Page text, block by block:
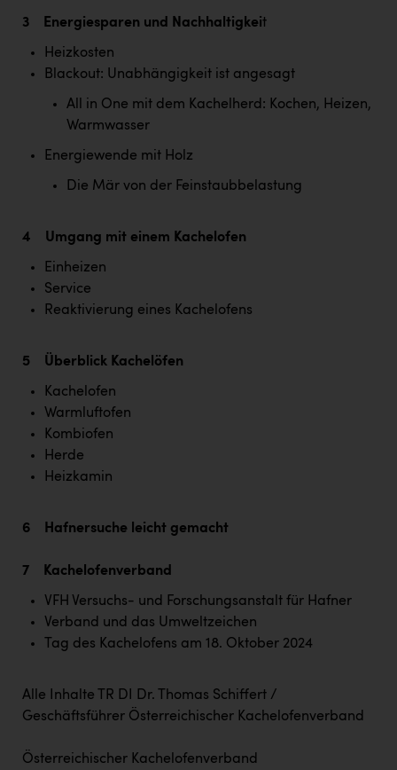
KEBA
KIWI Kinderwunsch Institut Dr. Loimer
Kleider Bauer
Kremsmüller Anlagenbau GmbH
Maximarkt
Orlen
Passage Linz
PÜSPÖK
REMAX
RE/MAX Welcome
Resch&Frisch
SCHMACHTL GmbH
Schwingshandl - automation technology gmbh
Smurfit Westrock Nettingsdorf
3 Energiesparen und Nachhaltigkeit
Heizkosten
Blackout: Unabhängigkeit ist angesagt
All in One mit dem Kachelherd: Kochen, Heizen,
Warmwasser
Energiewende mit Holz
Die Mär von der Feinstaubbelastung
4 Umgang mit einem Kachelofen
Einheizen
Service
Reaktivierung eines Kachelofens
5 Überblick Kachelöfen
Kachelofen
Warmluftofen
Kombiofen
Herde
Heizkamin
6 Hafnersuche leicht gemacht
7 Kachelofenverband
VFH Versuchs- und Forschungsanstalt für Hafner
Verband und das Umweltzeichen
Tag des Kachelofens am 18. Oktober 2024
Alle Inhalte TR DI Dr. Thomas Schiffert /
Geschäftsführer Österreichischer Kachelofenverband
Österreichischer Kachelofenverband